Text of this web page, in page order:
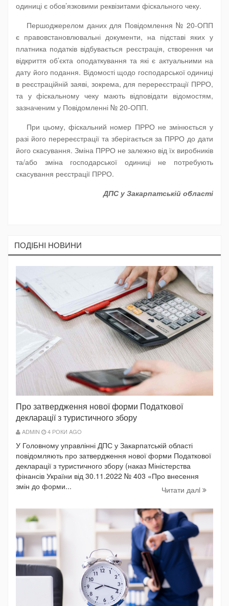
одиниці є обов’язковими реквізитами фіскального чеку.
Першоджерелом даних для Повідомлення № 20-ОПП
є правовстановлювальні документи, на підставі яких у
платника податків відбувається реєстрація, створення чи
відкриття об’єкта оподаткування та які є актуальними на
дату його подання. Відомості щодо господарської одиниці
в реєстраційній заяві, зокрема, для перереєстрації ПРРО,
та у фіскальному чеку мають відповідати відомостям,
зазначеним у Повідомленні № 20-ОПП.
При цьому, фіскальний номер ПРРО не змінюється у
разі його перереєстрації та зберігається за ПРРО до дати
його скасування. Зміна ПРРО не залежно від їх виробників
та/або зміна господарської одиниці не потребують
скасування реєстрації ПРРО.
ДПС у Закарпатській області
ПОДIБНI НОВИНИ
Про затвердження нової форми Податкової
декларації з туристичного збору
ADMIN 4 РОКИ AGO
У Головному управлінні ДПС у Закарпатській області
повідомляють про затвердження нової форми Податкової
декларації з туристичного збору (наказ Міністерства
фінансів України від 30.11.2022 № 403 «Про внесення
змін до форми...
Читати далi